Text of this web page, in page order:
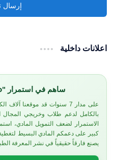
إرسال
اعلانات داخلية
ساهم في استمرار "Doctor Hypo"
على مدار 7 سنوات قد موقعنا
بالكامل لدعم طلاب وخريجي
الاستمرار لضعف التمويل المادي،
كبير على دعمكم المادي البسيط
يصنع فارقاً حقيقياً في نشر المعرفة